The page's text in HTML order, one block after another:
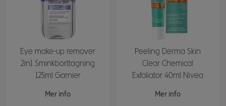
Eye make-up remover
2in1 Sminkborttagning
125ml Garnier
Mer info
Peeling Derma Skin
Clear Chemical
Exfoliator 40ml Nivea
Mer info